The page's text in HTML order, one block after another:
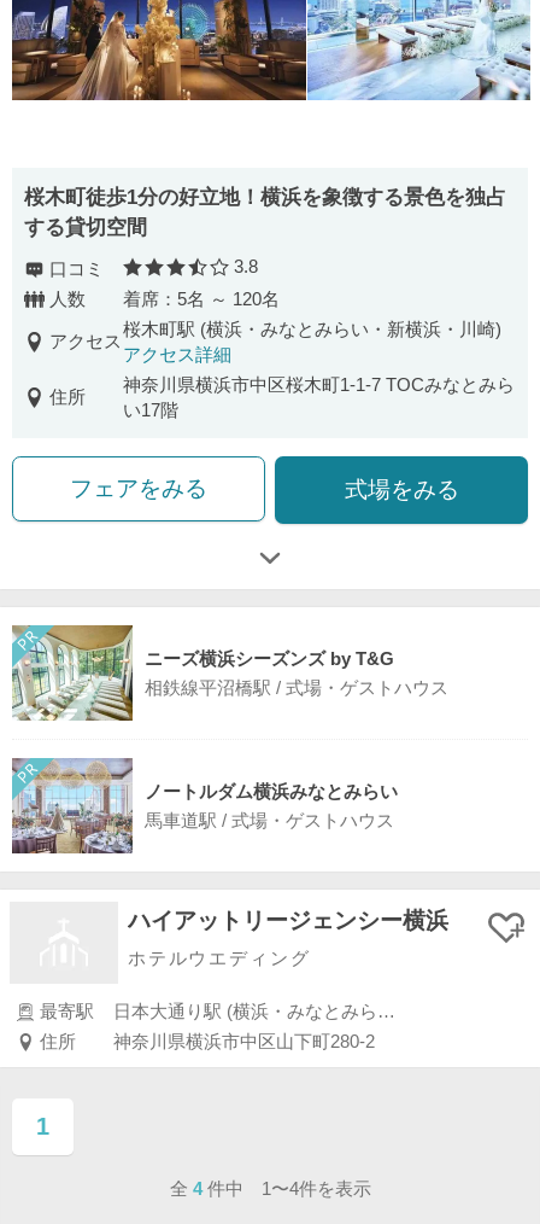
桜木町徒歩1分の好立地！横浜を象徴する景色を独占
する貸切空間
口コミ 口コミ評価
3.8
人数
着席：5名 ～ 120名
アクセス
桜木町駅 (横浜・みなとみらい・新横浜・川崎)
アクセス詳細
住所
神奈川県横浜市中区桜木町1-1-7 TOCみなとみら
い17階
フェアをみる 式場をみる
ニーズ横浜シーズンズ by T&G
相鉄線平沼橋駅 / 式場・ゲストハウス
ノートルダム横浜みなとみらい
馬車道駅 / 式場・ゲストハウス
ハイアットリージェンシー横浜
ホテルウエディング
最寄駅
日本大通り駅 (横浜・みなとみらい・新横浜・川崎)
住所
神奈川県横浜市中区山下町280-2
1
ページ目
全 4 件中 1〜4件を表示